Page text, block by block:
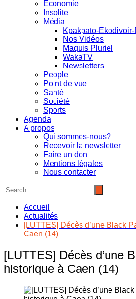
Economie
Insolite
Média
Kpakpato-
Nos Vidéos
Maquis Pluriel
WakaTV
Newsletters
People
Point de vue
Santé
Société
Sports
Agenda
A propos
Qui sommes-nous?
Recevoir la newsletter
Faire un don
Mentions légales
Nous contacter
Accueil
Actualités
[LUTTES] Décès d’une Black
Caen (14)
[LUTTES] Décès d’une
historique à Caen (14)